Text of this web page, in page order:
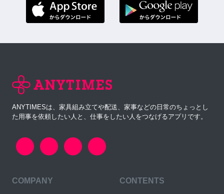
ANYTIMESは、家具組み立てや配送、家事などの日常のちょっとし
た用事を依頼したい人と、仕事をしたい人をつなげるアプリです。
COMPANY CONTENTS